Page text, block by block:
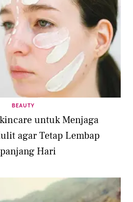
BEAUTY
untuk Menjaga
agar Tetap Lembap
Hari